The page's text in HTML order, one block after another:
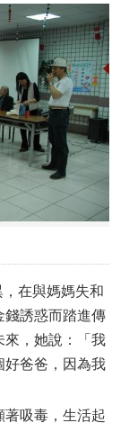
在與媽媽失和
誘惑而踏進傳
，她說：「我
爸爸，因為我
吸毒，生活起